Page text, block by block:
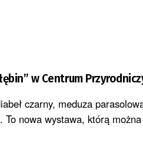
w Centrum
czarny, meduza
To nowa wystawa, którą